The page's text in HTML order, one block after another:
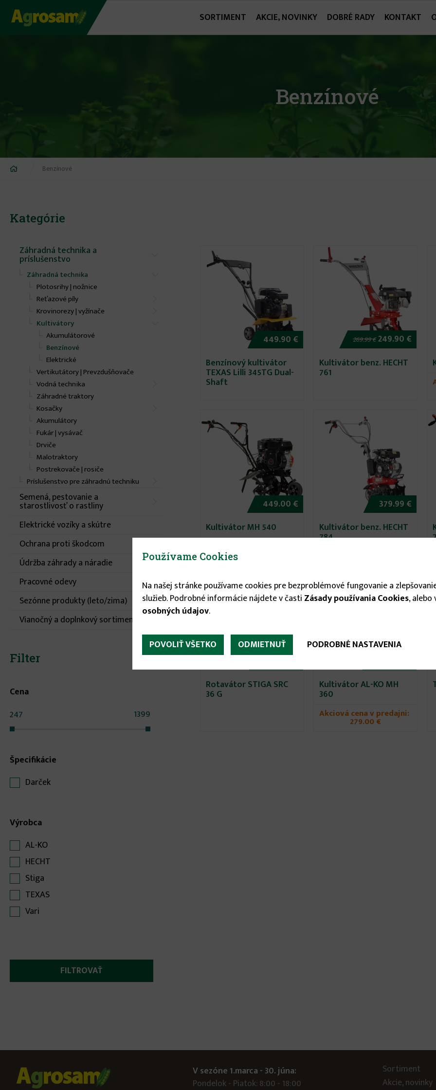
Jump
SORTIMENT AKCIE, NOVINKY DOBRÉ RADY KONTAKT
Benzínové
Nachádzate
Benzínové
Kategórie
Záhradná technika a
príslušenstvo
Záhradná technika
Plotosrihy | nožnice
Reťazové píly
Krovinorezy | vyžínače
Kultivátory
Akumulátorové
Benzínové
Elektrické
Vertikutátory | Prevzdušňovače
Vodná technika
Záhradné traktory
Kosačky
Akumulátory
Fukár | vysávač
Drviče
Malotraktory
Postrekovače | rosiče
Príslušenstvo pre záhradnú techniku
Semená, pestovanie a
starostlivosť o rastliny
Elektrické vozíky a skútre
Ochrana proti škodcom
Údržba záhrady a náradie
Pracovné odevy
Sezónne produkty (leto/zima)
Vianočný a doplnkový sortiment
Filter
Cena
Špecifikácie
Darček
Výrobca
AL-KO
HECHT
Stiga
TEXAS
Vari
449.90 €
Benzínový kultivátor
TEXAS Lilli 345TG Dual-
Shaft
269.99 € 249.90 €
Kultivátor benz. HECHT
761
449.00 €
Kultivátor MH 540
379.99 €
Kultivátor benz. HECHT
784
Rotavátor STIGA SRC
36 G
Kultivátor AL-KO MH
360
Akciová cena v predajni:
279.00 €
V sezóne 1.marca - 30. júna:
Pondelok - Piatok: 8:00 - 18:00
Sortiment
Akcie, novinky
Používame Cookies
Na našej stránke používame cookies pre bezproblémové fungovanie a
služieb. Podrobné informácie nájdete v časti Zásady používania Cookies, alebo
osobných údajov.
POVOLIŤ VŠETKO ODMIETNUŤ PODROBNÉ NASTAVENIA